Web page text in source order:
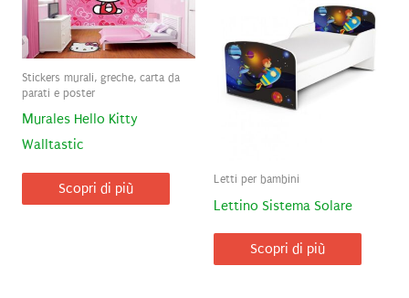
Stickers murali, greche, carta da
parati e poster
Murales Hello Kitty
Walltastic
Scopri di più
Letti per bambini
Lettino Sistema Solare
Scopri di più